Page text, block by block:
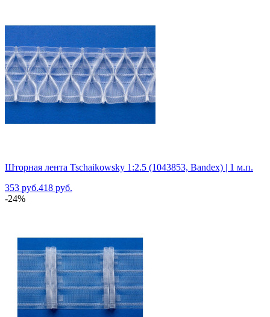
Шторная лента Tschaikowsky 1:2.5 (1043853, Bandex) | 1 м.п.
353 руб.418 руб.
-24%